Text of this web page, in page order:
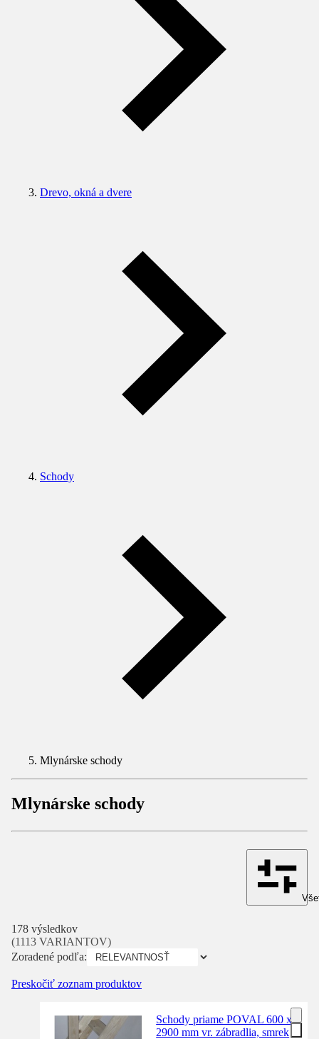
Drevo, okná a dvere
Schody
Mlynárske schody
Mlynárske schody
178 výsledkov
(1113 VARIANTOV)
Zoradené podľa:
Preskočiť zoznam produktov
Schody priame POVAL 600 x
2900 mm vr. zábradlia, smrek